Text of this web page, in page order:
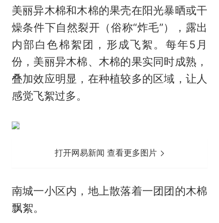
美丽异木棉和木棉的果壳在阳光暴晒或干
燥条件下自然裂开（俗称“炸毛”），露出
内部白色棉絮团，形成飞絮。每年5月
份，美丽异木棉、木棉的果实同时成熟，
叠加效应明显，在种植较多的区域，让人
感觉飞絮过多。
打开网易新闻 查看更多图片
南城一小区内，地上散落着一团团的木棉
飘絮。